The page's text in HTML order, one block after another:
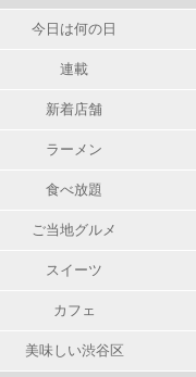
今日は何の日
連載
新着店舗
ラーメン
食べ放題
ご当地グルメ
スイーツ
カフェ
美味しい渋谷区